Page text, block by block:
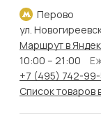
Перово
ул.
Маршрут в
10:00 – 21:00
+7 (495) 742-
Список товаров